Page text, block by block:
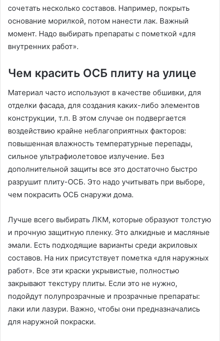
сочетать несколько составов. Например, покрыть
основание морилкой, потом нанести лак. Важный
момент. Надо выбирать препараты с пометкой «для
внутренних работ».
Чем красить ОСБ плиту на улице
Материал часто используют в качестве обшивки, для
отделки фасада, для создания каких-либо элементов
конструкции, т.п. В этом случае он подвергается
воздействию крайне неблагоприятных факторов:
повышенная влажность температурные перепады,
сильное ультрафиолетовое излучение. Без
дополнительной защиты все это достаточно быстро
разрушит плиту-ОСБ. Это надо учитывать при выборе,
чем покрасить ОСБ снаружи дома.
Лучше всего выбирать ЛКМ, которые образуют толстую
и прочную защитную пленку. Это алкидные и масляные
эмали. Есть подходящие варианты среди акриловых
составов. На них присутствует пометка «для наружных
работ». Все эти краски укрывистые, полностью
закрывают текстуру плиты. Если это не нужно,
подойдут полупрозрачные и прозрачные препараты:
лаки или лазури. Важно, чтобы они предназначались
для наружной покраски.